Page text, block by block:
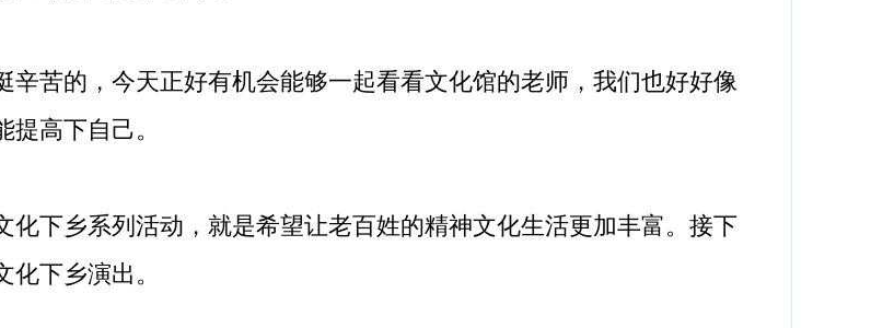
苦的，今天正好有机会能够一起看看文化馆的老师，我们也好好像
高下自己。
下乡系列活动，就是希望让老百姓的精神文化生活更加丰富。接下
下乡演出。